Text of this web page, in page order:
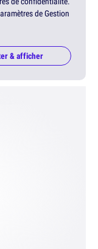
de Gestion
& afficher